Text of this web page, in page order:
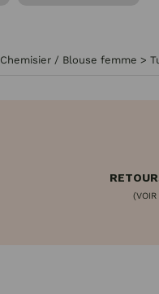
Chemisier / Blouse femme >